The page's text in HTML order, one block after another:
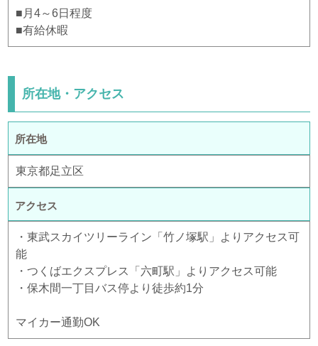
■月4～6日程度
■有給休暇
所在地・アクセス
所在地
東京都足立区
アクセス
・東武スカイツリーライン「竹ノ塚駅」よりアクセス可
能
・つくばエクスプレス「六町駅」よりアクセス可能
・保木間一丁目バス停より徒歩約1分
マイカー通勤OK